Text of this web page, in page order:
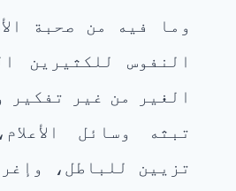
وما فيه من صحبة
النفوس للكثيرين
الغير من غير تفكير
تبثه وسائل
تزيين للباطل،